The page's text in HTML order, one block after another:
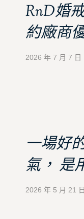
RnD婚
約廠商
2026 年 7 月 7 日
一場好
氣， 是
2026 年 5 月 21 日